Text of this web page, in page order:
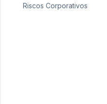
Riscos Corporativos